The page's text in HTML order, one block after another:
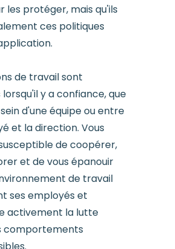
les protéger, mais qu'ils
ces politiques
de travail sont
y a confiance, que
d'une équipe ou entre
et la direction. Vous
de coopérer,
et de vous épanouir
de travail
ses employés et
activement la lutte
comportements